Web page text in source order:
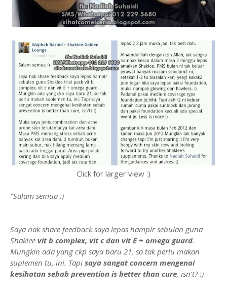
Click for larger view :)
"Salam semua :)
Saya nak share feedback saya lepas hampir sebulan guna
Shaklee vit b complex, vit c dan vit E + omega guard.
Mungkin ada yang ckp saya baru 21, so tak perlu makan
suplemen tu, ini. Tapi saya sangat concern mengenai
kesihatan sebab prevention is better than cure, isn't? :)